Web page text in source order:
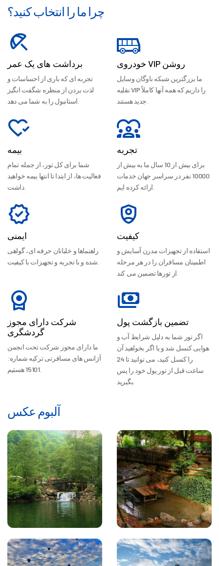
چرا ما را انتخاب کنید؟
برداشت های یک عمر
تجربه ای که باری از احساسات و
لذت بردن از منظره شگفت انگیز
خودروی VIP روشن
ما بزرگترین شبکه ناوگان وسایل
نقلیه VIP را داریم که همه آنها کاملاً
بیمه
شما برای کل تور، از جمله تمام
فعالیت ها، از ابتدا تا انتها بیمه خواهید
داشت.
تجربه
برای بیش از 10 سال ما به بیش از
10000 نفر در سراسر جهان خدمات
ایمنی
راهنماها و خلبانان حرفه ای، گواهی
کیفیت
استفاده از تجهیزات مدرن آسایش و
اطمینان مسافران را در هر مرحله
شرکت دارای مجوز
گردشگری
ما دارای مجوز شرکت تحت انجمن
آژانس های مسافرتی ترکیه شماره:
تضمین بازگشت پول
اگر تور شما به دلیل شرایط آب و
هوایی کنسل شد و یا اگر بخواهید آن
را کنسل کنید، می توانید تا 24
ساعت قبل از تور پول خود را پس
آلبوم عکس